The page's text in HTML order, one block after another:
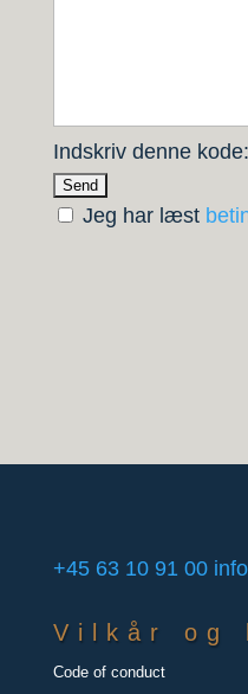
Indskriv denne kode:
Jeg har læst
+45 63 10 91 00
Vilkår og
Code of conduct